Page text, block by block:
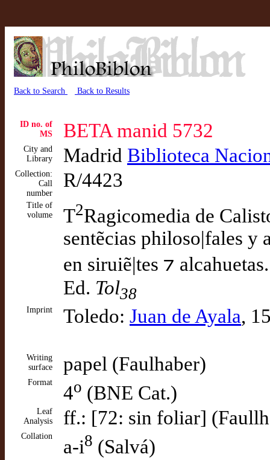
Back to Search Back to Results
ID no. of
MS
BETA manid 5732
City and
Library
Madrid Biblioteca
Collection:
Call
number
R/4423
Title of
volume
T2Ragicomedia de
sentẽcias philoso|fales y
en siruiẽ|tes ⁊
Ed. Tol38
Imprint Toledo: Juan de Ayala,
Writing
surface
papel (Faulhaber)
Format 4o (BNE Cat.)
Leaf
Analysis
ff.: [72: sin foliar]
Collation a-i8 (Salvá)